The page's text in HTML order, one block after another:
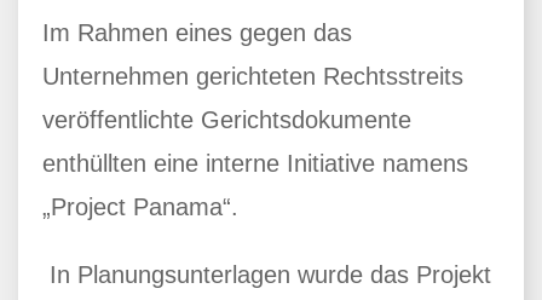
Im Rahmen eines gegen das
Unternehmen gerichteten Rechtsstreits
veröffentlichte Gerichtsdokumente
enthüllten eine interne Initiative namens
„Project Panama“.
In Planungsunterlagen wurde das Projekt